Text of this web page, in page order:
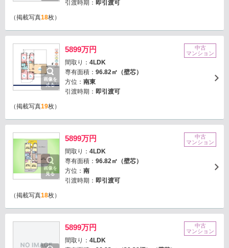
引渡時期： 即引渡可
（掲載写真18枚）
画像を
見る
5899万円
間取り： 4LDK
専有面積： 96.82㎡（壁芯）
方位： 南東
引渡時期： 即引渡可
中古
マンション
（掲載写真19枚）
画像を
見る
5899万円
間取り： 4LDK
専有面積： 96.82㎡（壁芯）
方位： 南
引渡時期： 即引渡可
中古
マンション
（掲載写真18枚）
5899万円
間取り： 4LDK
中古
マンション